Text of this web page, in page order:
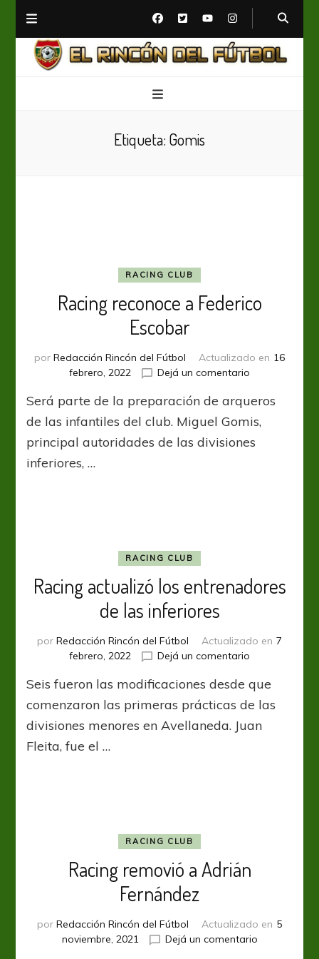
Etiqueta: Gomis
RACING CLUB
Racing reconoce a Federico
Escobar
por Redacción Rincón del Fútbol Actualizado en 16
febrero, 2022
Dejá un comentario
reconoce
a
Federico
Escobar
Será parte de la preparación de arqueros
de las infantiles del club. Miguel Gomis,
principal autoridades de las divisiones
inferiores, …
RACING CLUB
Racing actualizó los entrenadores
de las inferiores
por Redacción Rincón del Fútbol Actualizado en 7
febrero, 2022
Dejá un comentario
actualizó
los
de
Seis fueron las modificaciones desde que
comenzaron las primeras prácticas de las
divisiones menores en Avellaneda. Juan
Fleita, fue el …
RACING CLUB
Racing removió a Adrián
Fernández
por Redacción Rincón del Fútbol Actualizado en 5
noviembre, 2021
Dejá un comentarioen